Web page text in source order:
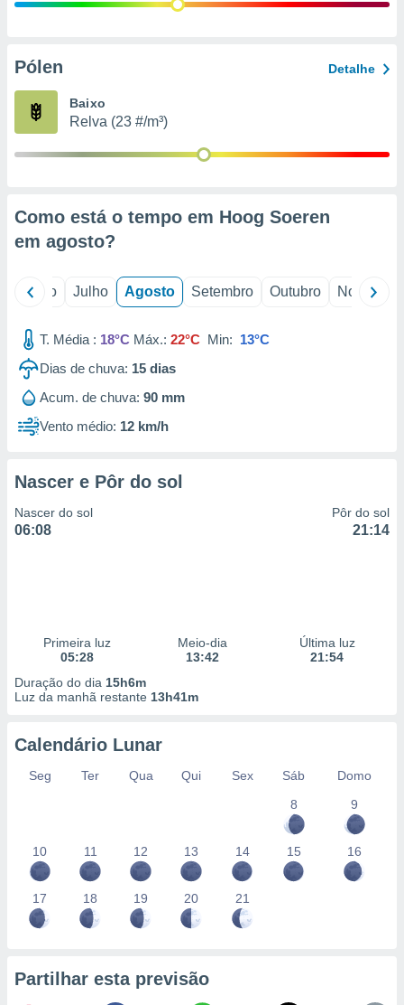
e
de
Pólen Detalhe
Baixo
Relva (23 #/m³)
Como está o tempo em Hoog Soeren
em agosto?
Junho Julho Agosto Setembro Outubro Novembro
T. Média : 18°C Máx.: 22°C Min: 13°C
Dias de chuva: 15 dias
Acum. de chuva: 90 mm
Vento médio: 12 km/h
Nascer e Pôr do sol
Nascer do sol
06:08
Pôr do sol
21:14
Primeira luz
05:28
Meio-dia
13:42
Última luz
21:54
Duração do dia 15h6m
Luz da manhã restante 13h41m
Calendário Lunar
Seg Ter Qua Qui Sex Sáb
Domo
8
9
10 11 12 13 14 15 16
17 18 19 20 21
Partilhar esta previsão